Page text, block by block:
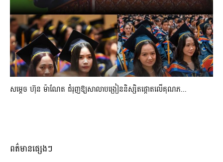
សម្តេច ហ៊ុន ម៉ាណែត ជំរុញឱ្យសាលាបង្រៀននិស្សិតផ្តោតលើគុណភ...
ពត៌មានផ្សេងៗ